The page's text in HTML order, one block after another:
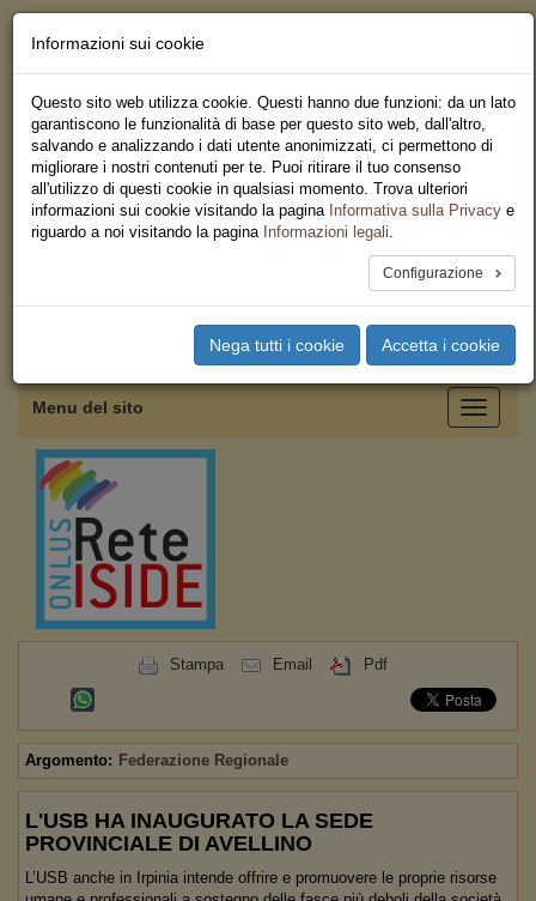
Servizi
Iscriviti
Ricerca
Area Stampa
Privacy
Federazione Regionale USB
Toggle
Menu del sito
Stampa Email Pdf
Argomento: Federazione Regionale
L'USB HA INAUGURATO LA SEDE
PROVINCIALE DI AVELLINO
L’USB anche in Irpinia intende offrire e promuovere le proprie risorse
Informazioni sui cookie
Questo sito web utilizza cookie. Questi hanno due funzioni: da un lato
garantiscono le funzionalità di base per questo sito web, dall'altro,
salvando e analizzando i dati utente anonimizzati, ci permettono di
migliorare i nostri contenuti per te. Puoi ritirare il tuo consenso
all'utilizzo di questi cookie in qualsiasi momento. Trova ulteriori
informazioni sui cookie visitando la pagina Informativa sulla Privacy e
riguardo a noi visitando la pagina Informazioni legali.
Configurazione
Nega tutti i cookie Accetta i cookie